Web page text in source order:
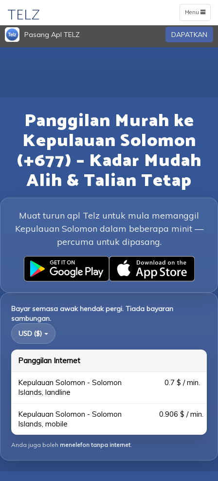
Toggle
navigation
Menu
TELZ
Pasang Apl TELZ DAPATKAN
Panggilan Murah ke
Kepulauan Solomon
(+677) – Kadar Mudah
Alih & Talian Tetap
Muat turun apl Telz untuk mula memanggil
Kepulauan Solomon dalam beberapa minit —
percuma untuk dipasang.
Bayar semasa awak hendak pergi. Tiada bayaran
sambungan.
USD ($)
Panggilan Internet
Kepulauan Solomon - Solomon
Islands, landline
0.7 $ / min.
Kepulauan Solomon - Solomon
Islands, mobile
0.906 $ / min.
Anda juga boleh menelefon tanpa internet.